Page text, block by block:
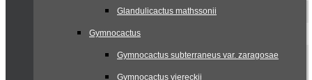
Glandulicactus mathssonii
Gymnocactus
Gymnocactus subterraneus var. zaragosae
Gymnocactus viereckii